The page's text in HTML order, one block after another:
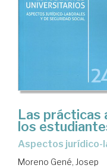
Las prácticas
los
aspectos
Moreno Gené, Josep